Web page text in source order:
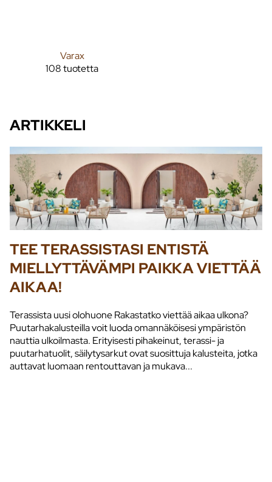
Varax
108 tuotetta
ARTIKKELI
TEE TERASSISTASI ENTISTÄ
MIELLYTTÄVÄMPI PAIKKA VIETTÄÄ
AIKAA!
Terassista uusi olohuone Rakastatko viettää aikaa ulkona?
Puutarhakalusteilla voit luoda omannäköisesi ympäristön
nauttia ulkoilmasta. Erityisesti pihakeinut, terassi- ja
puutarhatuolit, säilytysarkut ovat suosittuja kalusteita, jotka
auttavat luomaan rentouttavan ja mukava...